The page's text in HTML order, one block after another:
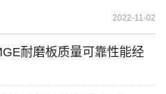
2022-11-02
耐磨板质量可靠性能经